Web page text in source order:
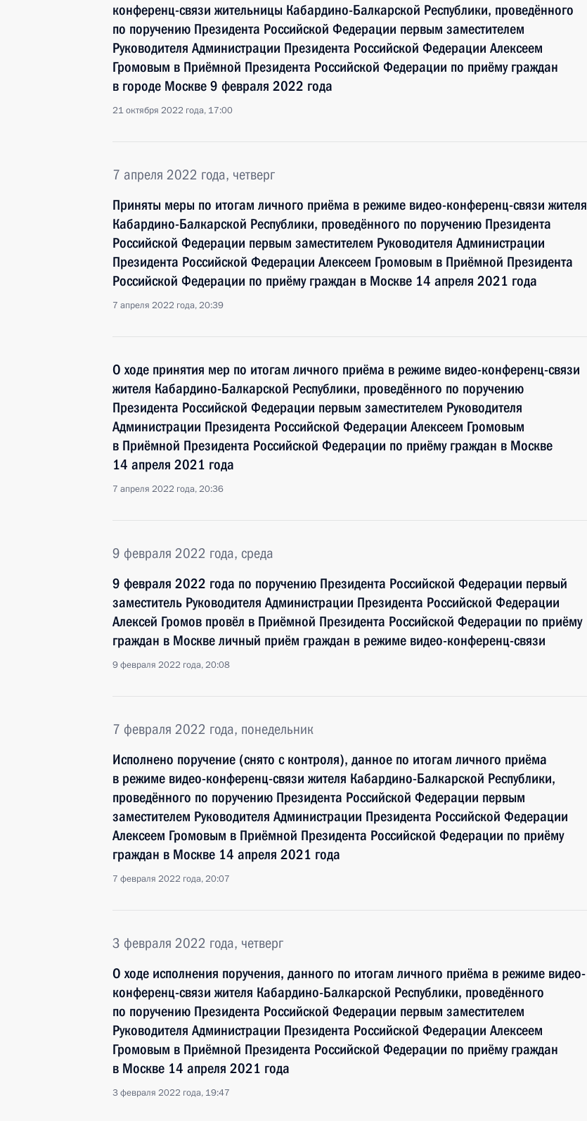
конференц-связи жительницы Кабардино-Балкарской Республики, проведённого
по поручению Президента Российской Федерации первым заместителем
Руководителя Администрации Президента Российской Федерации Алексеем
Громовым в Приёмной Президента Российской Федерации по приёму граждан
в городе Москве 9 февраля 2022 года
21 октября 2022 года, 17:00
7 апреля 2022 года, четверг
Приняты меры по итогам личного приёма в режиме видео-конференц-связи жителя
Кабардино-Балкарской Республики, проведённого по поручению Президента
Российской Федерации первым заместителем Руководителя Администрации
Президента Российской Федерации Алексеем Громовым в Приёмной Президента
Российской Федерации по приёму граждан в Москве 14 апреля 2021 года
7 апреля 2022 года, 20:39
О ходе принятия мер по итогам личного приёма в режиме видео-конференц-связи
жителя Кабардино-Балкарской Республики, проведённого по поручению
Президента Российской Федерации первым заместителем Руководителя
Администрации Президента Российской Федерации Алексеем Громовым
в Приёмной Президента Российской Федерации по приёму граждан в Москве
14 апреля 2021 года
7 апреля 2022 года, 20:36
9 февраля 2022 года, среда
9 февраля 2022 года по поручению Президента Российской Федерации первый
заместитель Руководителя Администрации Президента Российской Федерации
Алексей Громов провёл в Приёмной Президента Российской Федерации по приёму
граждан в Москве личный приём граждан в режиме видео-конференц-связи
9 февраля 2022 года, 20:08
7 февраля 2022 года, понедельник
Исполнено поручение (снято с контроля), данное по итогам личного приёма
в режиме видео-конференц-связи жителя Кабардино-Балкарской Республики,
проведённого по поручению Президента Российской Федерации первым
заместителем Руководителя Администрации Президента Российской Федерации
Алексеем Громовым в Приёмной Президента Российской Федерации по приёму
граждан в Москве 14 апреля 2021 года
7 февраля 2022 года, 20:07
3 февраля 2022 года, четверг
О ходе исполнения поручения, данного по итогам личного приёма в режиме видео-
конференц-связи жителя Кабардино-Балкарской Республики, проведённого
по поручению Президента Российской Федерации первым заместителем
Руководителя Администрации Президента Российской Федерации Алексеем
Громовым в Приёмной Президента Российской Федерации по приёму граждан
в Москве 14 апреля 2021 года
3 февраля 2022 года, 19:47